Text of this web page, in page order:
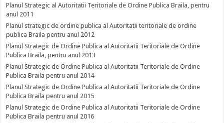
Planul Strategic al Autoritatii Teritoriale de Ordine Publica Braila, pentru
anul 2011
Planul strategic de ordine publica al Autoritatii teritoriale de ordine
publica Braila pentru anul 2012
Planul Strategic de Ordine Publica al Autoritatii Teritoriale de Ordine
Publica Braila, pentru anul 2013
Planul Strategic de Ordine Publica al Autoritatii Teritoriale de Ordine
Publica Braila pentru anul 2014
Planul Strategic de Ordine Publica al Autoritatii Teritoriale de Ordine
Publica Braila pentru anul 2015
Planul Strategic de Ordine Publica al Autoritatii Teritoriale de Ordine
Publica Braila pentru anul 2016